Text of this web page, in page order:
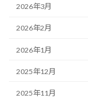
2026年3月
2026年2月
2026年1月
2025年12月
2025年11月